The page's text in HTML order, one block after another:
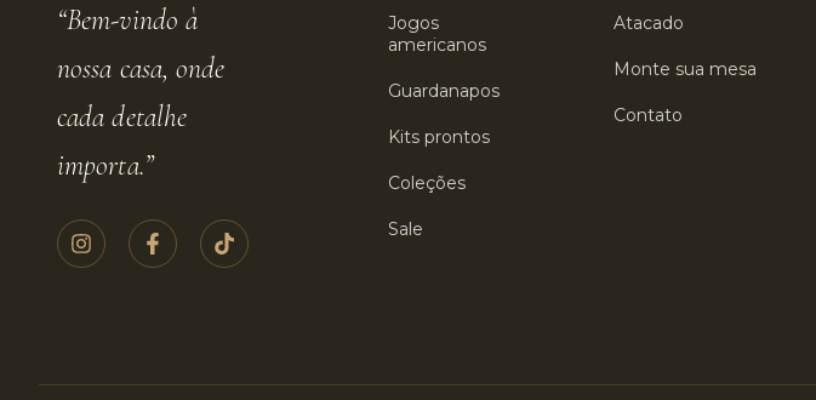
“Bem-vindo à
nossa casa, onde
cada detalhe
importa.”
Jogos
americanos
Guardanapos
Kits prontos
Coleções
Sale
Atacado
Monte sua mesa
Contato